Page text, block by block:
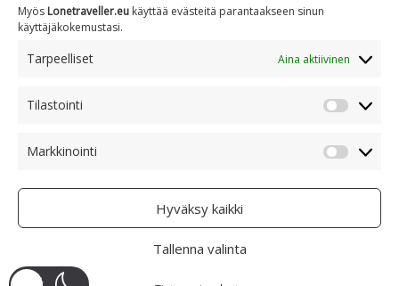
Myös Lonetraveller.eu käyttää evästeitä parantaakseen sinun
käyttäjäkokemustasi.
Tarpeelliset Aina aktiivinen
Tilastointi
Markkinointi
Hyväksy kaikki
Tallenna valinta
Kuukausittain
Aiheittain
COPYRIGHT © 2005 - 2023 RAMI RANTA